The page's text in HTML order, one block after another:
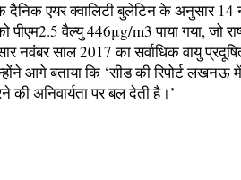
दैनिक एयर क्वालिटी बुलेटिन के अनुसार 14
पीएम2.5 वैल्यु 446μg/m3 पाया गया, जो
नवंबर साल 2017 का सर्वाधिक वायु
आगे बताया कि ‘सीड की रिपोर्ट लखनऊ
अनिवार्यता पर बल देती है।’